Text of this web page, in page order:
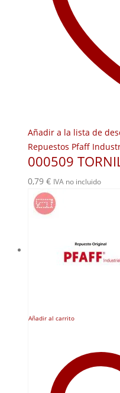
Añadir a la lista de
Repuestos Pfaff
000509
0,79 € IVA no incluido
Añadir al carrito